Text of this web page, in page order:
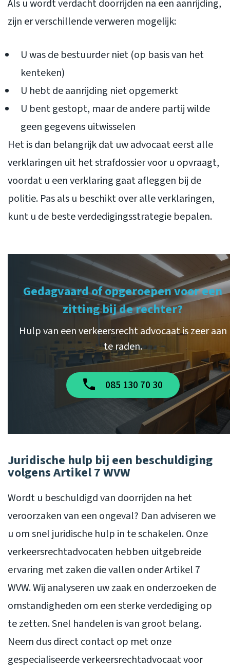
Als u wordt verdacht doorrijden na een aanrijding,
zijn er verschillende verweren mogelijk:
U was de bestuurder niet (op basis van het
kenteken)
U hebt de aanrijding niet opgemerkt
U bent gestopt, maar de andere partij wilde
geen gegevens uitwisselen
Het is dan belangrijk dat uw advocaat eerst alle
verklaringen uit het strafdossier voor u opvraagt,
voordat u een verklaring gaat afleggen bij de
politie. Pas als u beschikt over alle verklaringen,
kunt u de beste verdedigingsstrategie bepalen.
Gedagvaard of opgeroepen voor een
zitting bij de rechter?
Hulp van een verkeersrecht advocaat is zeer aan
te raden.
085 130 70 30
Juridische hulp bij een beschuldiging
volgens Artikel 7 WVW
Wordt u beschuldigd van doorrijden na het
veroorzaken van een ongeval? Dan adviseren we
u om snel juridische hulp in te schakelen. Onze
verkeersrechtadvocaten hebben uitgebreide
ervaring met zaken die vallen onder Artikel 7
WVW. Wij analyseren uw zaak en onderzoeken de
omstandigheden om een sterke verdediging op
te zetten. Snel handelen is van groot belang.
Neem dus direct contact op met onze
gespecialiseerde verkeersrechtadvocaat voor